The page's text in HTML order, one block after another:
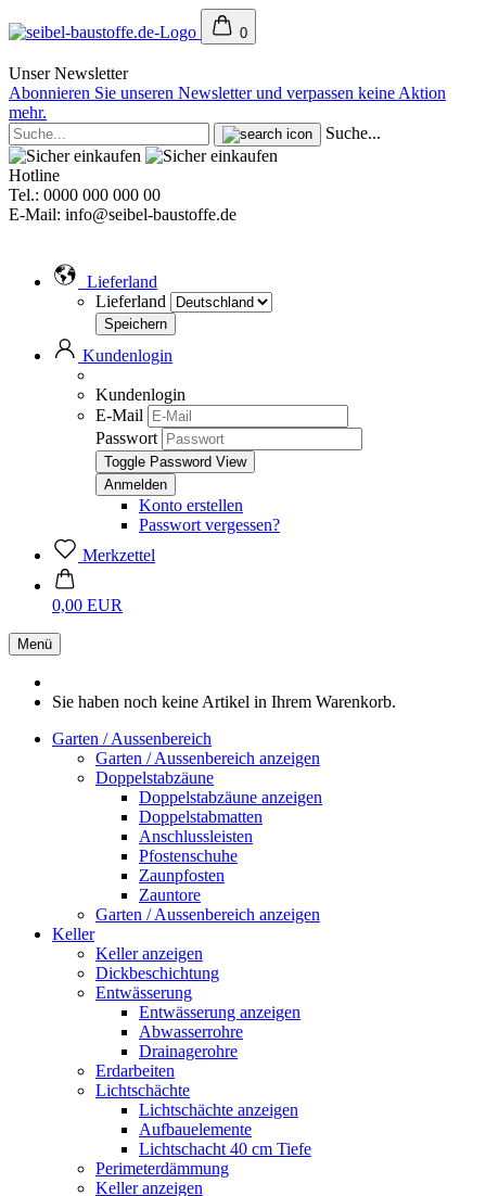
0
Unser Newsletter
Abonnieren Sie unseren Newsletter und verpassen keine Aktion
mehr.
Suche...
Hotline
Tel.: 0000 000 000 00
E-Mail: info@seibel-baustoffe.de
Lieferland
Lieferland
Kundenlogin
Kundenlogin
E-Mail
Passwort
Toggle Password View
Konto erstellen
Passwort vergessen?
Merkzettel
0,00 EUR
Menü
Sie haben noch keine Artikel in Ihrem Warenkorb.
Garten / Aussenbereich
Garten / Aussenbereich anzeigen
Doppelstabzäune
Doppelstabzäune anzeigen
Doppelstabmatten
Anschlussleisten
Pfostenschuhe
Zaunpfosten
Zauntore
Garten / Aussenbereich anzeigen
Keller
Keller anzeigen
Dickbeschichtung
Entwässerung
Entwässerung anzeigen
Abwasserrohre
Drainagerohre
Erdarbeiten
Lichtschächte
Lichtschächte anzeigen
Aufbauelemente
Lichtschacht 40 cm Tiefe
Perimeterdämmung
Keller anzeigen